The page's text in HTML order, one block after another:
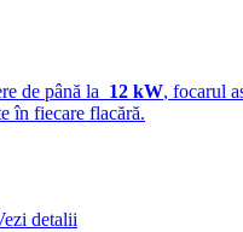
de până la 12 kW, focarul
în fiecare flacără.
detalii